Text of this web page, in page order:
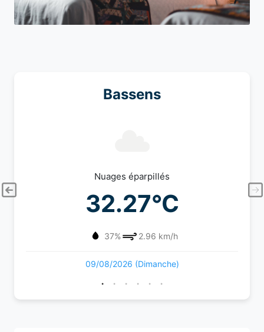
Bassens
Nuages éparpillés
32.27°C
37% 2.96 km/h
09/08/2026 (Dimanche)